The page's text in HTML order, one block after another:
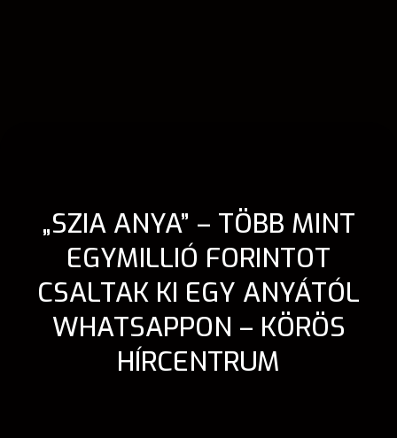
„SZIA ANYA” – TÖBB MINT
EGYMILLIÓ FORINTOT
CSALTAK KI EGY ANYÁTÓL
WHATSAPPON – KÖRÖS
HÍRCENTRUM